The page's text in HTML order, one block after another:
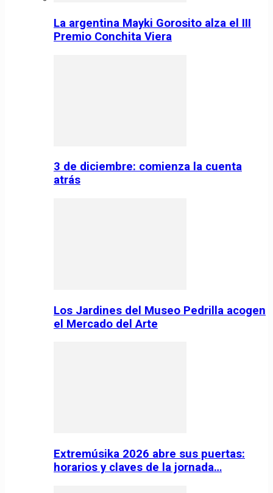
La argentina Mayki Gorosito alza el III
Premio Conchita Viera
3 de diciembre: comienza la cuenta
atrás
Los Jardines del Museo Pedrilla acogen
el Mercado del Arte
Extremúsika 2026 abre sus puertas:
horarios y claves de la jornada…